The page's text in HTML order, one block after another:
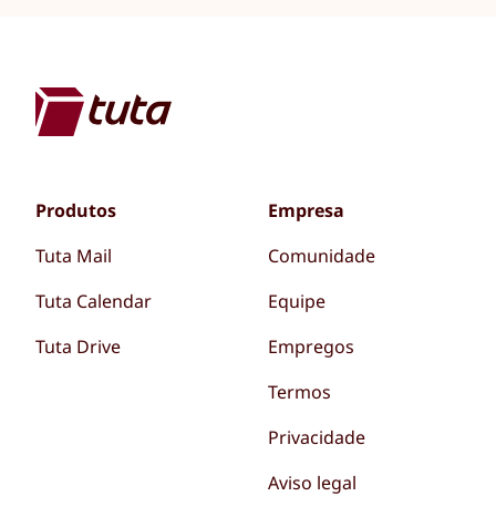
Produtos
Tuta Mail
Tuta Calendar
Tuta Drive
Empresa
Comunidade
Equipe
Empregos
Termos
Privacidade
Aviso legal